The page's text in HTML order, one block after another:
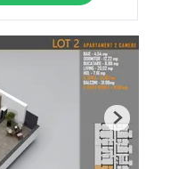
Next